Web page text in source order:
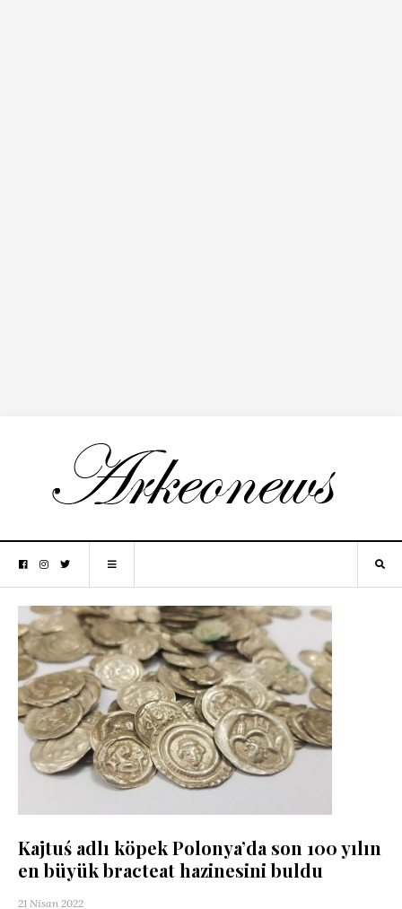
Kajtuś adlı köpek Polonya’da son 100 yılın
en büyük bracteat hazinesini buldu
21 Nisan 2022